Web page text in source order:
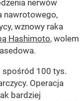
nerwów
nawrotowego,
wznowy raka
Hashimoto, wolem
spośród 100 tys.
Operacja
bardziej